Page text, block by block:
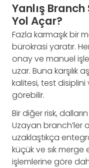
Yanlış
Yol Açar?
Fazla karmaşık bir
bürokrasi yaratır.
onay ve manuel
uzar. Buna karşılık
kalitesi, test
görebilir.
Bir diğer risk,
Uzayan branch’ler
uzaklaştıkça
küçük ve sık
işlemlerine göre